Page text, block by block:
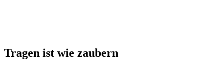
Tragen ist wie zaubern